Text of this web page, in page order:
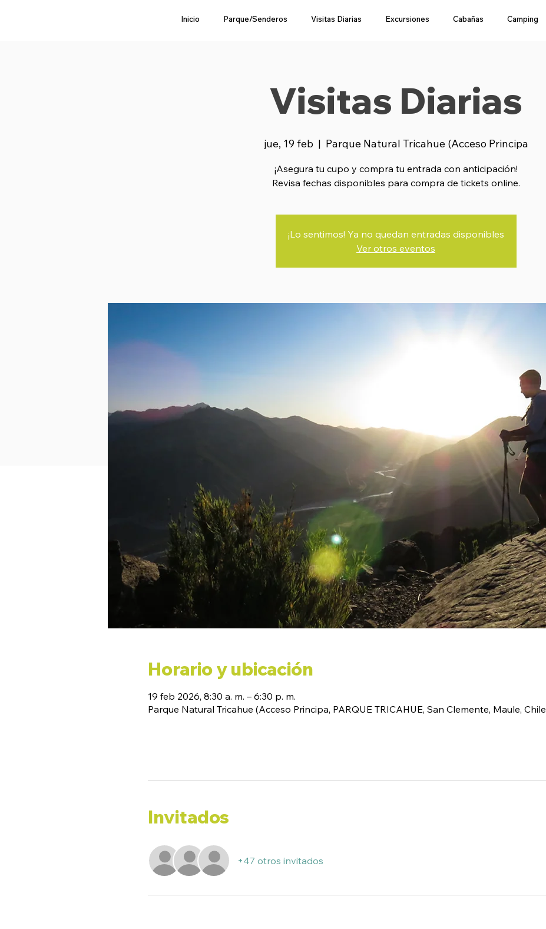
Inicio Parque/Senderos Visitas Diarias Excursiones Cabañas Camping
Visitas Diarias
jue, 19 feb
  |
Parque Natural Tricahue (Acceso Principa
¡Asegura tu cupo y compra tu entrada con anticipación!
Revisa fechas disponibles para compra de tickets online.
¡Lo sentimos! Ya no quedan entradas disponibles
Ver otros eventos
Horario y ubicación
19 feb 2026, 8:30 a. m. – 6:30 p. m.
Parque Natural Tricahue (Acceso Principa, PARQUE TRICAHUE, San Clemente, Maule, Chile
Invitados
+47 otros invitados